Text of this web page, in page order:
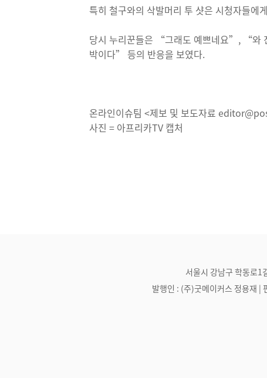
특히 철구와의 삭발머리 투 샷은 시청자들에
당시 누리꾼들은 “그래도 예쁘네요”, “와
박이다” 등의 반응을 보였다.
온라인이슈팀 <제보 및 보도자료
사진 = 아프리카TV 캡처
서울시 강남구 학동로
발행인 : (주)굿메이커스 정용재